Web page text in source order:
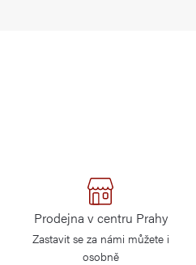
Prodejna v centru Prahy
Zastavit se za námi můžete i
osobně